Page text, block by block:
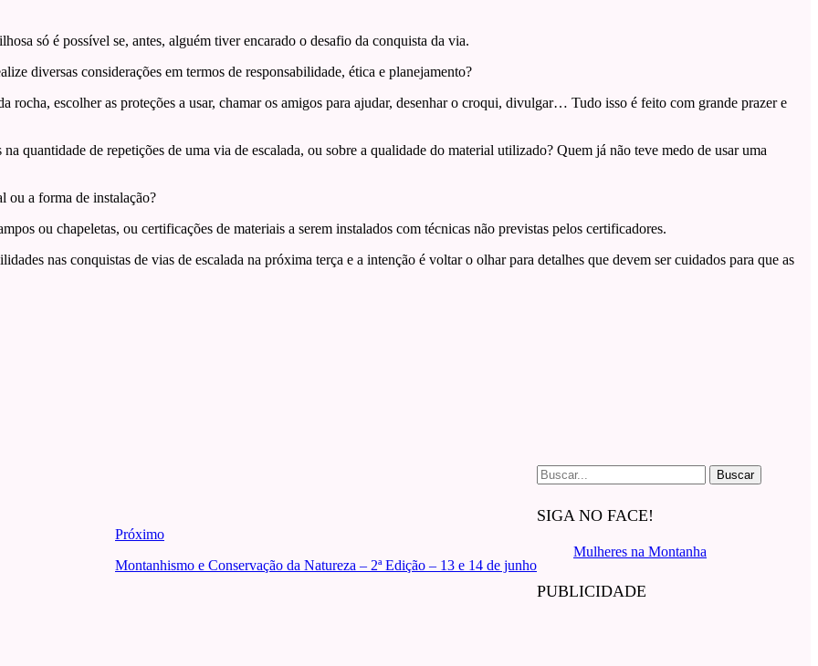
só é possível se, antes, alguém tiver encarado o desafio da conquista da via.
diversas considerações em termos de responsabilidade, ética e planejamento?
escolher as proteções a usar, chamar os amigos para ajudar, desenhar o croqui, divulgar… Tudo isso é feito com grande prazer e
quantidade de repetições de uma via de escalada, ou sobre a qualidade do material utilizado? Quem já não teve medo de usar uma
ou a forma de instalação?
ou chapeletas, ou certificações de materiais a serem instalados com técnicas não previstas pelos certificadores.
nas conquistas de vias de escalada na próxima terça e a intenção é voltar o olhar para detalhes que devem ser cuidados para que as
Buscar
por:
SIGA NO FACE!
Mulheres na Montanha
PUBLICIDADE
Próximo
Montanhismo e Conservação da Natureza – 2ª Edição – 13 e 14 de junho